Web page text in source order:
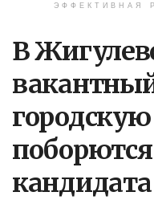
ЭФФЕКТИВНАЯ
В
кандидата